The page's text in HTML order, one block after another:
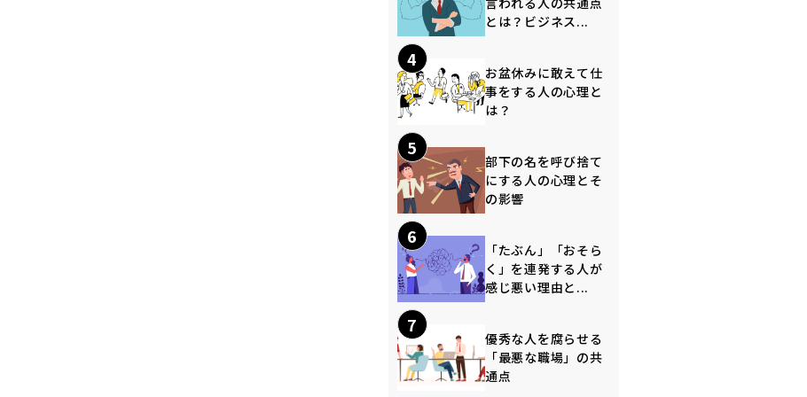
とは？ビジネス...
4
お盆休みに敢えて仕
事をする人の心理と
は？
5
部下の名を呼び捨て
にする人の心理とそ
の影響
6
「たぶん」「おそら
く」を連発する人が
感じ悪い理由と...
7
優秀な人を腐らせる
「最悪な職場」の共
通点